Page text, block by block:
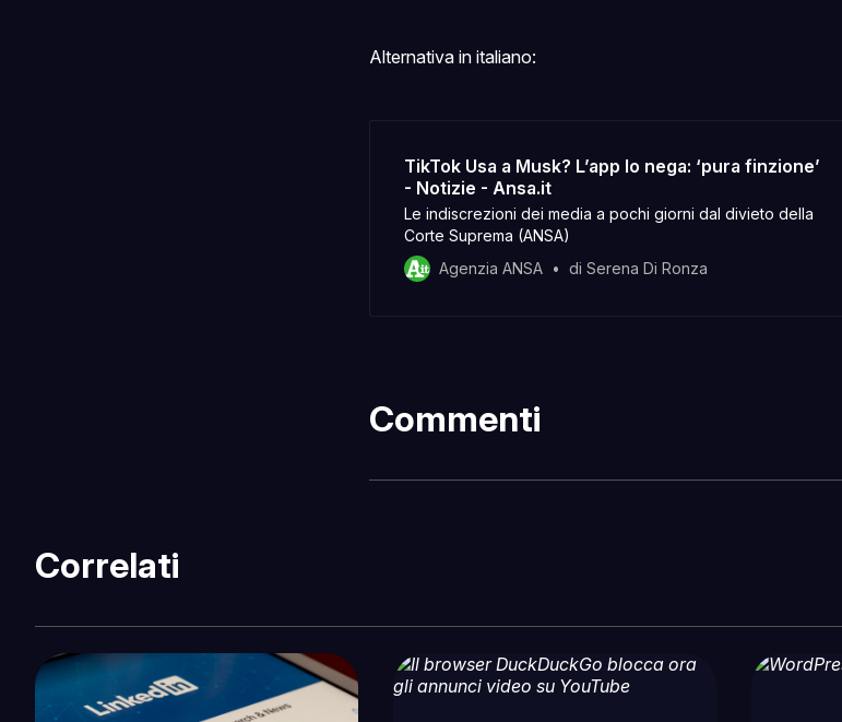
Alternativa in italiano:
TikTok Usa a Musk? L’app lo nega: ‘pura finzione’
- Notizie - Ansa.it
Le indiscrezioni dei media a pochi giorni dal divieto della
Corte Suprema (ANSA)
Agenzia ANSA
di Serena Di Ronza
Commenti
Correlati